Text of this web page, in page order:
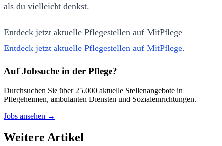
als du vielleicht denkst.
Entdeck jetzt aktuelle Pflegestellen auf MitPflege —
Entdeck jetzt aktuelle Pflegestellen auf MitPflege.
Auf Jobsuche in der Pflege?
Durchsuchen Sie über 25.000 aktuelle Stellenangebote in
Pflegeheimen, ambulanten Diensten und Sozialeinrichtungen.
Jobs ansehen →
Weitere Artikel